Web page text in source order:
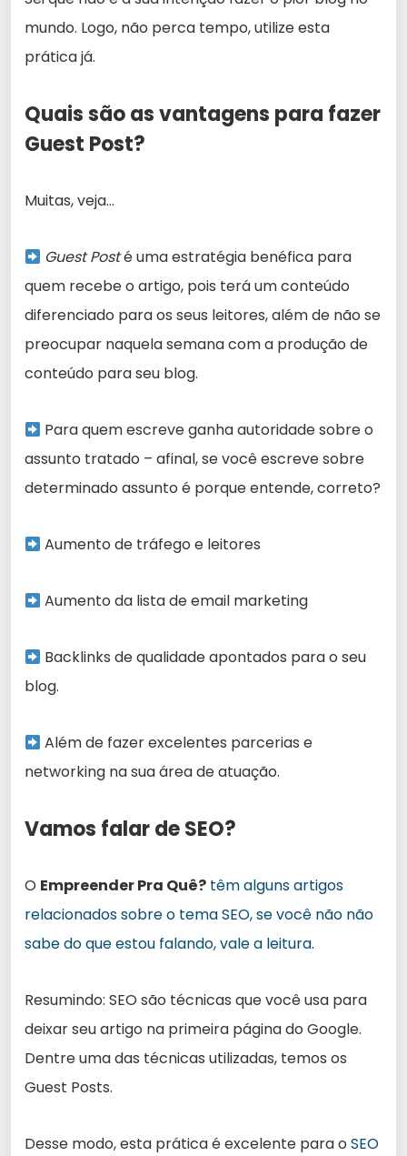
mundo. Logo, não perca tempo, utilize esta
prática já.
Quais são as vantagens para fazer
Guest Post?
Muitas, veja…
Guest Posté uma estratégia benéfica para
quem recebe o artigo, pois terá um conteúdo
diferenciado para os seus leitores, além de não se
preocupar naquela semana com a produção de
conteúdo para seu blog.
Para quem escreve ganha autoridade sobre o
assunto tratado – afinal, se você escreve sobre
determinado assunto é porque entende, correto?
Aumento de tráfego e leitores
Aumento da lista de email marketing
Backlinks de qualidade apontados para o seu
blog.
Além de fazer excelentes parcerias e
networking na sua área de atuação.
Vamos falar de SEO?
O Empreender Pra Quê? têm alguns artigos
relacionados sobre o tema SEO, se você não não
sabe do que estou falando, vale a leitura.
Resumindo: SEO são técnicas que você usa para
deixar seu artigo na primeira página do Google.
Dentre uma das técnicas utilizadas, temos os
Guest Posts.
Desse modo, esta prática é excelente para o SEO